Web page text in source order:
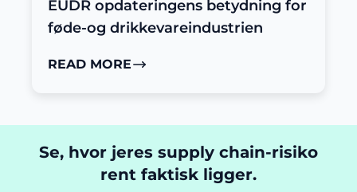
EUDR opdateringens betydning for
føde-og drikkevareindustrien
READ MORE
Se, hvor jeres supply chain-risiko
rent faktisk ligger.